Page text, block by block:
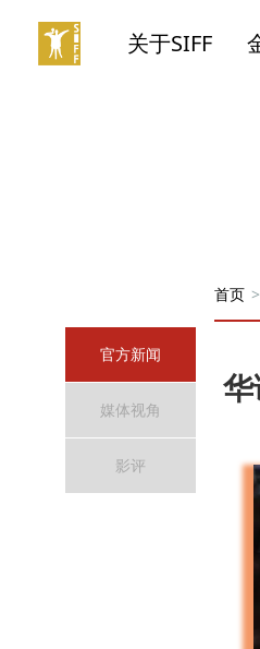
关于SIFF
官方新闻
媒体视角
影评
首页 >